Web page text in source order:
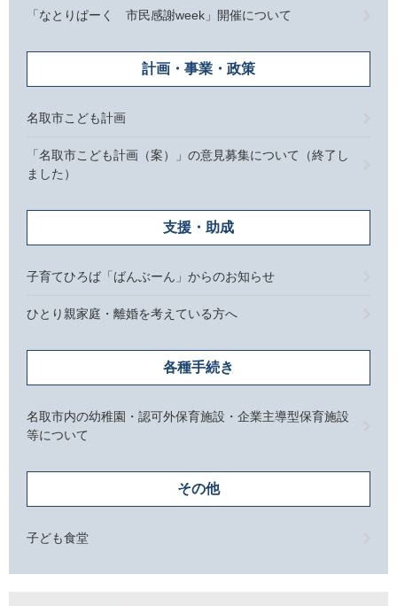
「なとりぱーく 市民感謝week」開催について
計画・事業・政策
名取市こども計画
「名取市こども計画（案）」の意見募集について（終了し
ました）
支援・助成
子育てひろば「ばんぶーん」からのお知らせ
ひとり親家庭・離婚を考えている方へ
各種手続き
名取市内の幼稚園・認可外保育施設・企業主導型保育施設
等について
その他
子ども食堂